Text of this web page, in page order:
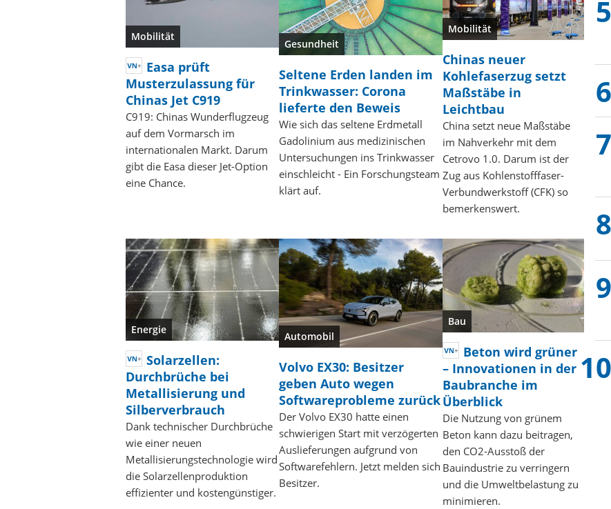
Mobilität
Easa prüft
Musterzulassung für
Chinas Jet C919
C919: Chinas Wunderflugzeug
auf dem Vormarsch im
internationalen Markt. Darum
gibt die Easa dieser Jet-Option
eine Chance.
Gesundheit
Seltene Erden landen im
Trinkwasser: Corona
lieferte den Beweis
Wie sich das seltene Erdmetall
Gadolinium aus medizinischen
Untersuchungen ins Trinkwasser
einschleicht - Ein Forschungsteam
klärt auf.
Mobilität
Chinas neuer
Kohlefaserzug setzt
Maßstäbe in
Leichtbau
China setzt neue Maßstäbe
im Nahverkehr mit dem
Cetrovo 1.0. Darum ist der
Zug aus Kohlenstofffaser-
Verbundwerkstoff (CFK) so
bemerkenswert.
Energie
Solarzellen:
Durchbrüche bei
Metallisierung und
Silberverbrauch
Dank technischer Durchbrüche
wie einer neuen
Metallisierungstechnologie wird
die Solarzellenproduktion
effizienter und kostengünstiger.
Automobil
Volvo EX30: Besitzer
geben Auto wegen
Softwareprobleme zurück
Der Volvo EX30 hatte einen
schwierigen Start mit verzögerten
Auslieferungen aufgrund von
Softwarefehlern. Jetzt melden sich
Besitzer.
Bau
Beton wird grüner
– Innovationen in der
Baubranche im
Überblick
Die Nutzung von grünem
Beton kann dazu beitragen,
den CO2-Ausstoß der
Bauindustrie zu verringern
und die Umweltbelastung zu
minimieren.